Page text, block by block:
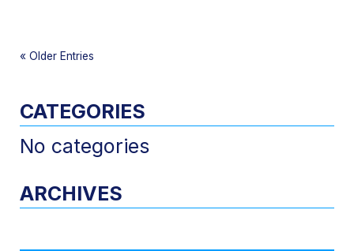
« Older Entries
CATEGORIES
No categories
ARCHIVES